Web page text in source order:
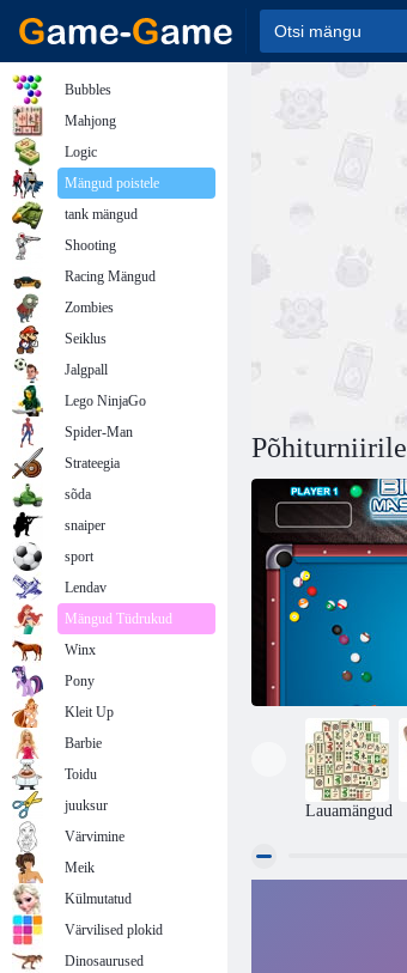
Põhiturniirile
Lauamängud
Bubbles
Mahjong
Logic
Mängud poistele
tank mängud
Shooting
Racing Mängud
Zombies
Seiklus
Jalgpall
Lego NinjaGo
Spider-Man
Strateegia
sõda
snaiper
sport
Lendav
Mängud Tüdrukud
Winx
Pony
Kleit Up
Barbie
Toidu
juuksur
Värvimine
Meik
Külmutatud
Värvilised plokid
Dinosaurused